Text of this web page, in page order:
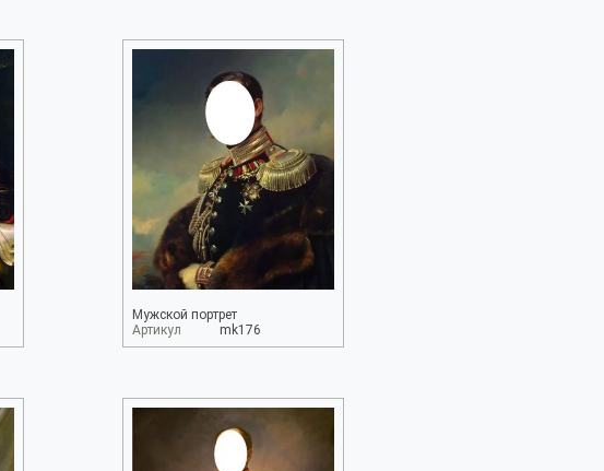
Мужской портрет
Артикул
mk176